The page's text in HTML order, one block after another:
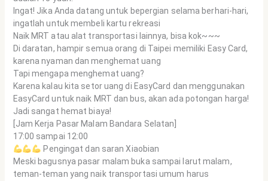
Ingat! Jika Anda datang untuk bepergian selama berhari-hari,
ingatlah untuk membeli kartu rekreasi
Naik MRT atau alat transportasi lainnya, bisa kok~~~
Di daratan, hampir semua orang di Taipei memiliki Easy Card,
karena nyaman dan menghemat uang
Tapi mengapa menghemat uang?
Karena kalau kita setor uang di EasyCard dan menggunakan
EasyCard untuk naik MRT dan bus, akan ada potongan harga!
Jadi sangat hemat biaya!
[Jam Kerja Pasar Malam Bandara Selatan]
17:00 sampai 12:00
Pengingat dan saran Xiaobian
Meski bagusnya pasar malam buka sampai larut malam,
teman-teman yang naik transportasi umum harus